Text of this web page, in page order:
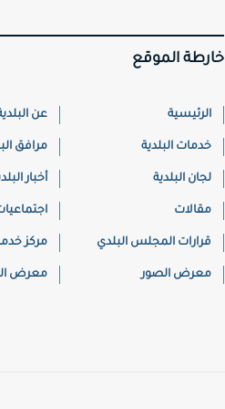
خارطة الموقع
الرئيسية عن
خدمات البلدية مرافق
لجان البلدية أخبار
مقالات
قرارات المجلس البلدي مركز
معرض الصور معرض